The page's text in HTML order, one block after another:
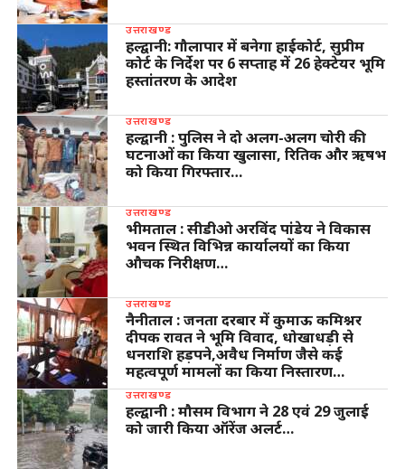
उत्तराखण्ड
हल्द्वानी: गौलापार में बनेगा हाईकोर्ट, सुप्रीम
कोर्ट के निर्देश पर 6 सप्ताह में 26 हेक्टेयर भूमि
हस्तांतरण के आदेश
उत्तराखण्ड
हल्द्वानी : पुलिस ने दो अलग-अलग चोरी की
घटनाओं का किया खुलासा, रितिक और ऋषभ
को किया गिरफ्तार…
उत्तराखण्ड
भीमताल : सीडीओ अरविंद पांडेय ने विकास
भवन स्थित विभिन्न कार्यालयों का किया
औचक निरीक्षण…
उत्तराखण्ड
नैनीताल : जनता दरबार में कुमाऊ कमिश्नर
दीपक रावत ने भूमि विवाद, धोखाधड़ी से
धनराशि हड़पने,अवैध निर्माण जैसे कई
महत्वपूर्ण मामलों का किया निस्तारण…
उत्तराखण्ड
हल्द्वानी : मौसम विभाग ने 28 एवं 29 जुलाई
को जारी किया ऑरेंज अलर्ट…